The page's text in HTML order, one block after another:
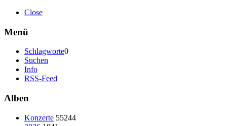
Close
Menü
Schlagworte0
Suchen
Info
RSS-Feed
Alben
Konzerte 55244